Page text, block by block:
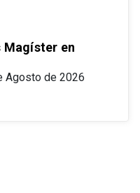
Magíster en
Agosto de 2026